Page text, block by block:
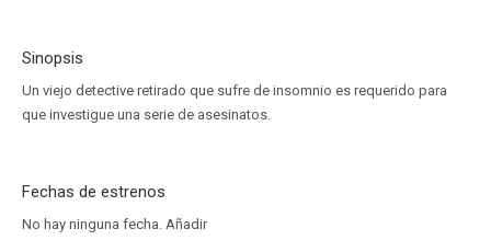
Sinopsis
Un viejo detective retirado que sufre de insomnio es requerido para
que investigue una serie de asesinatos.
Fechas de estrenos
No hay ninguna fecha. Añadir